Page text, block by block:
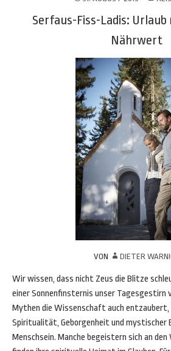
Serfaus-Fiss-Ladis:
Nährwert
VON DIETER
Wir wissen, dass nicht Zeus die Blitze
einer Sonnenfinsternis unser Tagesgestirn
Mythen die Wissenschaft auch entzaubert,
Spiritualität, Geborgenheit und mystischer
Menschsein. Manche begeistern sich an